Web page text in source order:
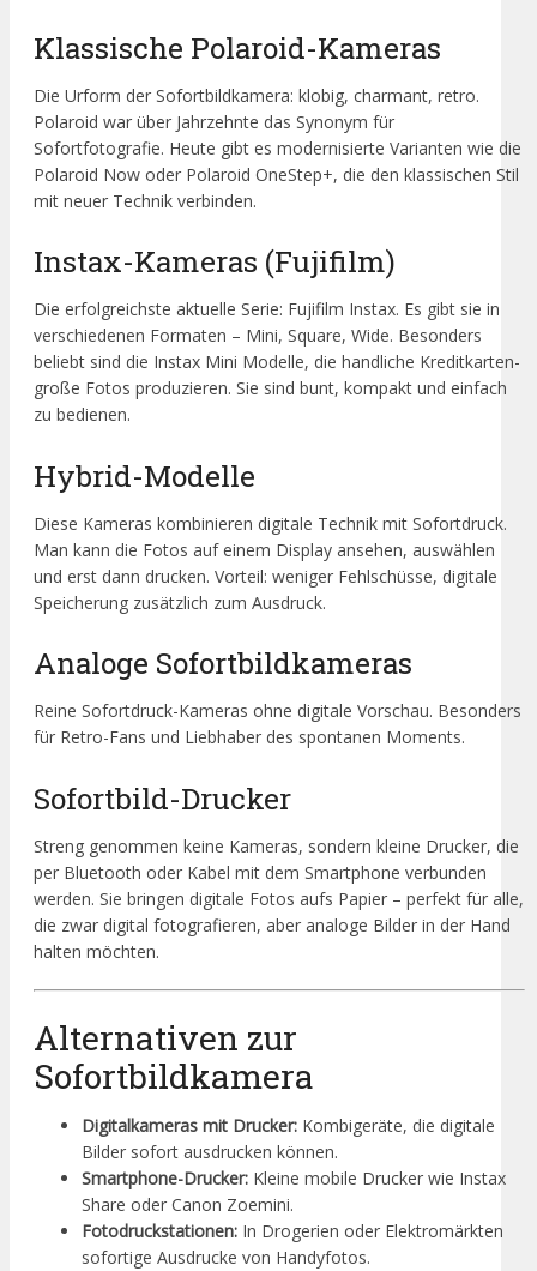
Klassische Polaroid-Kameras
Die Urform der Sofortbildkamera: klobig, charmant, retro.
Polaroid war über Jahrzehnte das Synonym für
Sofortfotografie. Heute gibt es modernisierte Varianten wie die
Polaroid Now oder Polaroid OneStep+, die den klassischen Stil
mit neuer Technik verbinden.
Instax-Kameras (Fujifilm)
Die erfolgreichste aktuelle Serie: Fujifilm Instax. Es gibt sie in
verschiedenen Formaten – Mini, Square, Wide. Besonders
beliebt sind die Instax Mini Modelle, die handliche Kreditkarten-
große Fotos produzieren. Sie sind bunt, kompakt und einfach
zu bedienen.
Hybrid-Modelle
Diese Kameras kombinieren digitale Technik mit Sofortdruck.
Man kann die Fotos auf einem Display ansehen, auswählen
und erst dann drucken. Vorteil: weniger Fehlschüsse, digitale
Speicherung zusätzlich zum Ausdruck.
Analoge Sofortbildkameras
Reine Sofortdruck-Kameras ohne digitale Vorschau. Besonders
für Retro-Fans und Liebhaber des spontanen Moments.
Sofortbild-Drucker
Streng genommen keine Kameras, sondern kleine Drucker, die
per Bluetooth oder Kabel mit dem Smartphone verbunden
werden. Sie bringen digitale Fotos aufs Papier – perfekt für alle,
die zwar digital fotografieren, aber analoge Bilder in der Hand
halten möchten.
Alternativen zur
Sofortbildkamera
Digitalkameras mit Drucker: Kombigeräte, die digitale
Bilder sofort ausdrucken können.
Smartphone-Drucker: Kleine mobile Drucker wie Instax
Share oder Canon Zoemini.
Fotodruckstationen: In Drogerien oder Elektromärkten
sofortige Ausdrucke von Handyfotos.